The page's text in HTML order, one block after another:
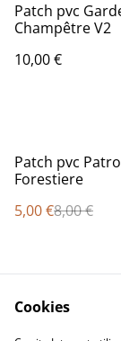
Patch pvc
Champêtre V2
10,00 €
%
Patch pvc
Forestiere
5,00 €8,00 €
Cookies